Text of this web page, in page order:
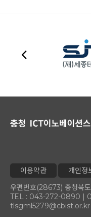
이용약관
개인정
우편번호(28673) 충청북
TEL : 043-272-0890 |
tlsgml5279@cbist.or.kr